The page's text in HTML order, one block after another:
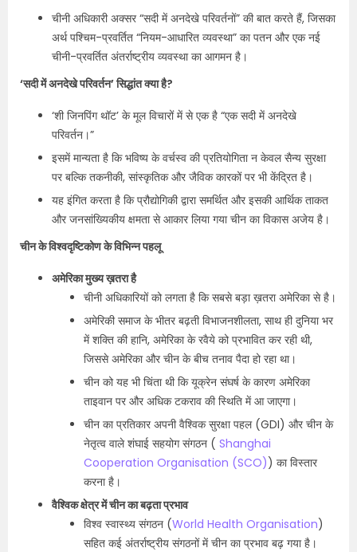
चीनी अधिकारी अक्सर “सदी में अनदेखे परिवर्तनों” की बात करते हैं, जिसका
अर्थ पश्चिम-प्रवर्तित “नियम-आधारित व्यवस्था” का पतन और एक नई
चीनी-प्रवर्तित अंतर्राष्ट्रीय व्यवस्था का आगमन है।
‘सदी में अनदेखे परिवर्तन’ सिद्धांत क्या है?
‘शी जिनपिंग थॉट’ के मूल विचारों में से एक है “एक सदी में अनदेखे
परिवर्तन।”
इसमें मान्यता है कि भविष्य के वर्चस्व की प्रतियोगिता न केवल सैन्य सुरक्षा
पर बल्कि तकनीकी, सांस्कृतिक और जैविक कारकों पर भी केंद्रित है।
यह इंगित करता है कि प्रौद्योगिकी द्वारा समर्थित और इसकी आर्थिक ताकत
और जनसांख्यिकीय क्षमता से आकार लिया गया चीन का विकास अजेय है।
चीन के विश्वदृष्टिकोण के विभिन्न पहलू
अमेरिका मुख्य ख़तरा है
चीनी अधिकारियों को लगता है कि सबसे बड़ा ख़तरा अमेरिका से है।
अमेरिकी समाज के भीतर बढ़ती विभाजनशीलता, साथ ही दुनिया भर
में शक्ति की हानि, अमेरिका के रवैये को प्रभावित कर रही थी,
जिससे अमेरिका और चीन के बीच तनाव पैदा हो रहा था।
चीन को यह भी चिंता थी कि यूक्रेन संघर्ष के कारण अमेरिका
ताइवान पर और अधिक टकराव की स्थिति में आ जाएगा।
चीन का प्रतिकार अपनी वैश्विक सुरक्षा पहल (GDI) और चीन के
नेतृत्व वाले शंघाई सहयोग संगठन ( Shanghai
Cooperation Organisation (SCO)) का विस्तार
करना है।
वैश्विक क्षेत्र में चीन का बढ़ता प्रभाव
विश्व स्वास्थ्य संगठन (World Health Organisation)
सहित कई अंतर्राष्ट्रीय संगठनों में चीन का प्रभाव बढ़ गया है।